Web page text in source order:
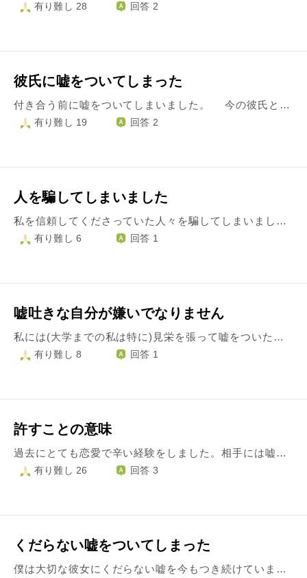
有り難し 28 回答 2
彼氏に嘘をついてしまった
付き合う前に嘘をついてしまいました。 今の彼氏とはお付き合いして半年になるのですが、付き合う前にマッチングアプリをしたことあるのかと聞かれたことがありまして、実際に私は今の彼氏と仲良くなる前に、アプリを使用したことがあり、それで彼氏(元彼)も出来たことがあります。その元彼とは、付き合うことになってからは一度も会わなかったため、何もなく約1ヶ月くらいで別れました。 しかし、私は彼にそう聞かれた時に咄嗟に使ったことないと嘘をついてしまいました。 それは、当時から今の彼氏のことが好きであるため、自分を良く見せたい、幻滅されたくないという思いが強く、また彼にショックを与えたくないこともあり咄嗟に嘘をつきました。 付き合ってからもお互い過去の恋愛をあまり話さないので、マッチングアプリのことを話すきっかけも無く、黙っていれば大丈夫ということもありますが、嘘をついてしまった罪悪感がとてつもなく大きく、彼氏に嘘をつきたくないから話そうかと思う反面、大好きな彼氏を傷つけたくないから話さない方がいいのかなというのもあります。 ずっと悩んでいますが、どうしたら良いのか分かりません。どうすれば良いのでしょうか？ 補足です。元彼のことは話したことがあって、出会いのことは聞かれてなく、マッチングアプリだったということは話してません。
有り難し 19 回答 2
人を騙してしまいました
私を信頼してくださっていた人々を騙してしまいました。 傷つけてしまいました。 自分では騙しているつもりはなく、 ただ話の延長で軽い嘘をついている気分でした。 つい自分をよく見せるような嘘でした。 しかしそんな嘘もばれ、謝罪をしましたが 裏切られた信用をなくした。騙された、傷ついたと 周りから人がいなくなってしまいました。 後から知ったのですがネットに悪口を書かれたりもしていたそうです。 こんなにも自分は酷いことをしていたのか… さらにその自覚がなかったなんてととても後悔しています。 毎日その罪悪感で苦しんでいます。 自業自得、当たり前の罰だと思っていますが 現在も周りの目がこわくて怯えて日常生活が苦しいですし、 SNSなどにも悪口が書かれているのでは…とずっと恐怖で開けません。 大丈夫？と声をかけてくれる人もいて救われるところもありますが 正直自分が犯した罪から、自分の人生から逃げてしまいたくなります。愚かだと思います。 グッと逃げないように 騙してしまった、傷つけてしまった人への償い方…いえ 私がこれからどのようにしっかりと生きていくべきかヒントを教えて頂けないでしょうか。
有り難し 6 回答 1
嘘吐きな自分が嫌いでなりません
私には(大学までの私は特に)見栄を張って嘘をついたり話を盛る癖があります。 大学当時からお付き合いしている方と結婚の話が出始め、本当のことを話さなければと考えているのですが話そうと心に決めて会っても中々切り出せずにいます。 内容は、覚えているところでは2つ ・海外滞在期間 (本当は小2までなのに小学生いっぱいまでいたと言ってしまった) ・父親について (インドアで寡黙なのにアウトドアで活発な印象を与えてしまった) また、先日初めてご両親とご挨拶したのですが、その際にもこの話題となり、チャンスがあったにもかかわらず切り出すことができませんでした。 プロポーズされる前までには本当のことを伝えたいのですが、未だに踏み出せずにいる自分が嫌いでなりません。 もう、嘘をつくのもうじうじするのも辞めたいです。 どうしたら一歩前に踏み出せるでしょうか。
有り難し 8 回答 1
許すことの意味
過去にとても恋愛で辛い経験をしました。相手には嘘をつかれて社会的に無責任な態度を取られましたが、自分自身も関わった責任はあると、なんとか受け入れてきました。でも、まだ完璧ではなく、相手が理解できない自分がいます。でも元気かな、今どうしているのかなと思ったりもします。連絡は返ってこないけどたまに誕生日おめでとうと送ったり、元気になったことを伝えたりしましたが、これはただ過去に生きているのでしょうか。それとも許せたからでしょうか。許すとはどうなる事なのでしょうか。教えていただけますと幸いです。
有り難し 26 回答 3
くだらない嘘をついてしまった
僕は大切な彼女にくだらない嘘を今もつき続けています。 この嘘は彼女と付き合う前についてしまった嘘です。 彼女と付き合う前はお互い接点はまったくなかったのですが、嬉しいことに彼女が僕に一目惚れしたらしく、学校の昼休みの時間に誘われてご飯を一緒にたべたりしていました。 そこで彼女から色々質問をされ、その質問をされた中に住んでいる家はどんなのかという質問をされました。普段、女子とあまり話さない僕は少しでも好かれようと見栄を張り、アパートに住んでいることを言わず一軒家に住んでいると咄嗟に嘘をついてしまいました。その時はなんの罪悪感もありませんでした。 しかし、彼女と話していくうちに、僕も彼女の性格に惹かれ付き合うことになり、今では後悔と罪悪感で押し潰されそうです。最近は彼女と話していてもこの嘘の事を考えてしまい、苦しいです。 これまでについた嘘は数えきれません。 嘘隠すために嘘ついています。本当に浅はかで愚かだと思います。 春から僕は東京の大学に行くことになっているのでこれからは遠距離になります。 東京にいく前に嘘をついていることを謝りたいと思っています。こんなに人の事を好きになったのは初めてで、そんな彼女にこの事を話して嫌われると思うと怖くて、どうしても話す勇気がわきません。 自業自得なのは理解しています。こんな保身のための嘘をつく自分も嫌いです。彼氏としても最低で人としても終わってます。 でも彼女とは別れたくありません。わがままなのは分かっています。 どうしたらいいでしょうか。